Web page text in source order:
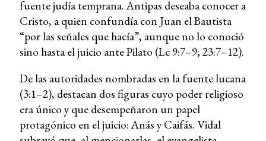
fuente judía temprana. Antipas deseaba conocer a
Cristo, a quien confundía con Juan el Bautista
“por las señales que hacía”, aunque no lo conoció
sino hasta el juicio ante Pilato (Lc 9:7–9; 23:7–12).
De las autoridades nombradas en la fuente lucana
(3:1–2), destacan dos figuras cuyo poder religioso
era único y que desempeñaron un papel
protagónico en el juicio: Anás y Caifás. Vidal